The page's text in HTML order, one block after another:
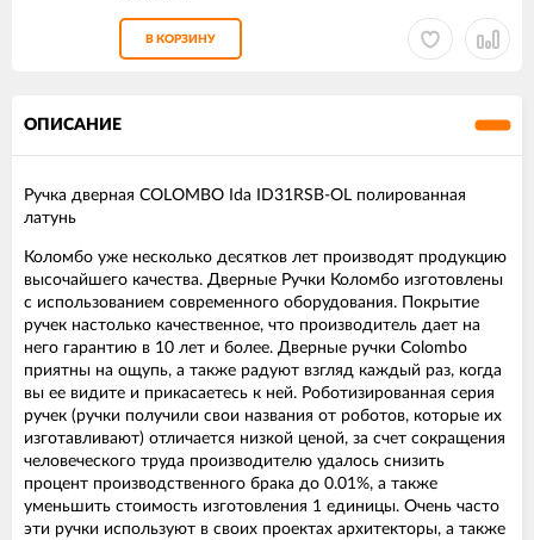
В КОРЗИНУ
ОПИСАНИЕ
Ручка дверная COLOMBO Ida ID31RSB-OL полированная
латунь
Коломбо уже несколько десятков лет производят продукцию
высочайшего качества. Дверные Ручки Коломбо изготовлены
с использованием современного оборудования. Покрытие
ручек настолько качественное, что производитель дает на
него гарантию в 10 лет и более. Дверные ручки Colombo
приятны на ощупь, а также радуют взгляд каждый раз, когда
вы ее видите и прикасаетесь к ней. Роботизированная серия
ручек (ручки получили свои названия от роботов, которые их
изготавливают) отличается низкой ценой, за счет сокращения
человеческого труда производителю удалось снизить
процент производственного брака до 0.01%, а также
уменьшить стоимость изготовления 1 единицы. Очень часто
эти ручки используют в своих проектах архитекторы, а также